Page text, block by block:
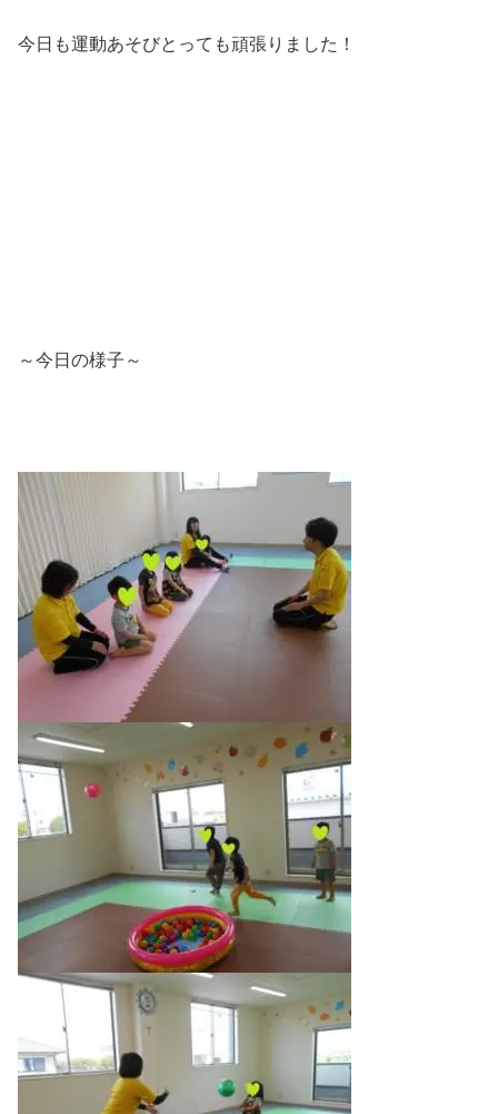
今日も運動あそびとっても頑張りました！
～今日の様子～